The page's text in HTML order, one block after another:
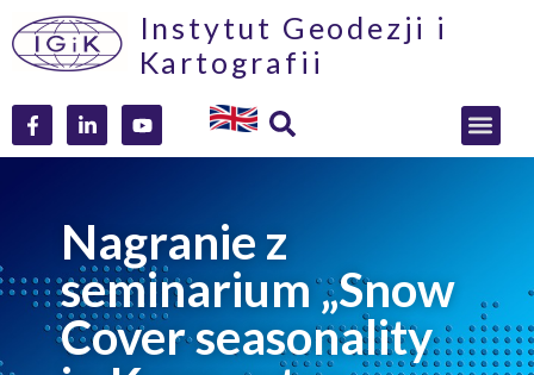
Instytut Geodezji i
Kartografii
Nagranie z
seminarium „Snow
Cover seasonality